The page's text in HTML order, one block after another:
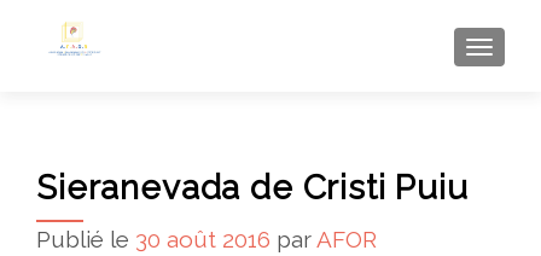
Sieranevada de Cristi Puiu
Publié le 30 août 2016 par AFOR